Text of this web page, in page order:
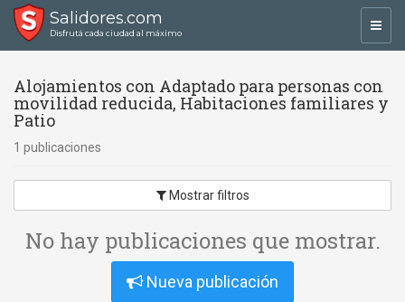
Salidores.com
Disfrutá cada ciudad al máximo
Alojamientos con Adaptado para personas con
movilidad reducida, Habitaciones familiares y
Patio
1 publicaciones
Mostrar filtros
No hay publicaciones que mostrar.
Nueva publicación